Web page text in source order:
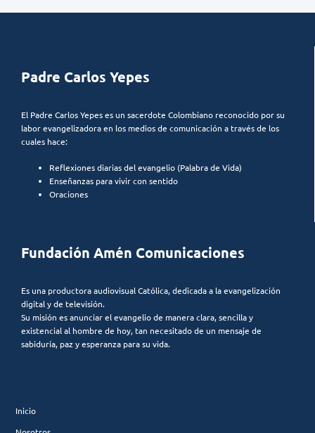
Padre Carlos Yepes
El Padre Carlos Yepes es un sacerdote Colombiano reconocido por su
labor evangelizadora en los medios de comunicación a través de los
cuales hace:
Reflexiones diarias del evangelio (Palabra de Vida)
Enseñanzas para vivir con sentido
Oraciones
Fundación Amén Comunicaciones
Es una productora audiovisual Católica, dedicada a la evangelización
digital y de televisión.
Su misión es anunciar el evangelio de manera clara, sencilla y
existencial al hombre de hoy, tan necesitado de un mensaje de
sabiduría, paz y esperanza para su vida.
Inicio